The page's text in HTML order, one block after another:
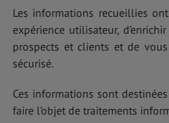
Les informations recueillies
expérience utilisateur,
prospects et clients et de
sécurisé.
Ces informations sont
faire l’objet de traitements